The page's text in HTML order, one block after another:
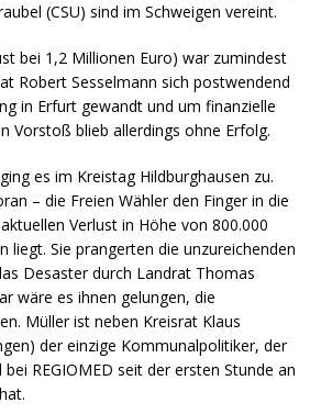
(CSU) sind im Schweigen vereint.
bei 1,2 Millionen Euro) war zumindest
Robert Sesselmann sich postwendend
in Erfurt gewandt und um finanzielle
Vorstoß blieb allerdings ohne Erfolg.
es im Kreistag Hildburghausen zu.
– die Freien Wähler den Finger in die
Verlust in Höhe von 800.000
liegt. Sie prangerten die unzureichenden
Desaster durch Landrat Thomas
wäre es ihnen gelungen, die
Müller ist neben Kreisrat Klaus
der einzige Kommunalpolitiker, der
REGIOMED seit der ersten Stunde an